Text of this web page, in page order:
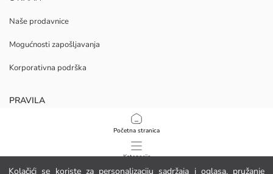
Kolačići se koriste za personalizaciju sadržaja i oglasa, pružanje
Početna stranica
Kategorije
Naše prodavnice
Mogućnosti zapošljavanja
Korporativna podrška
PRAVILA
Politika privatnosti i sigurnosti podataka
Uvjeti korištenja